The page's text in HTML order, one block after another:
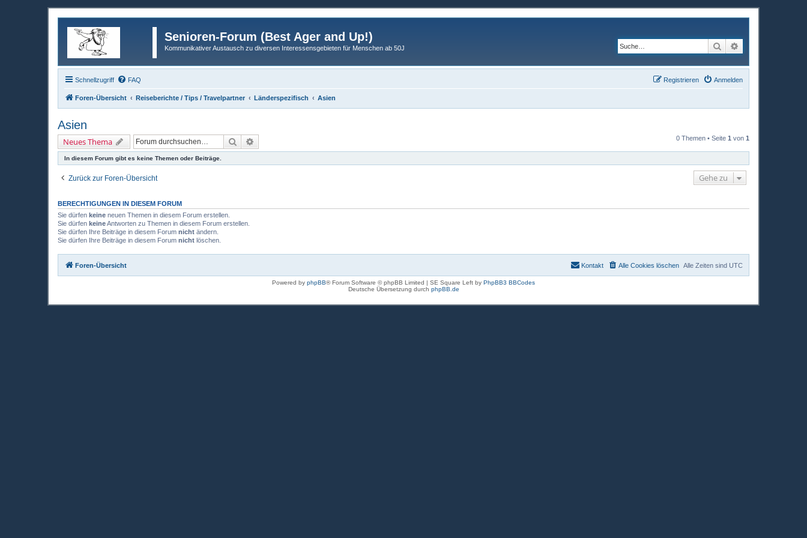
Senioren-Forum (Best Ager and Up!)
Kommunikativer Austausch zu diversen Interessensgebieten für Menschen ab 50J Suche
Schnellzugriff FAQ Anmelden
Registrieren
Foren-Übersicht Reiseberichte / Tips / Travelpartner Länderspezifisch Asien
Asien
Neues Thema Suche 0 Themen • Seite 1 von 1
In diesem Forum gibt es keine Themen oder Beiträge.
Zurück zur Foren-Übersicht Gehe zu
BERECHTIGUNGEN IN DIESEM FORUM
Sie dürfen keine neuen Themen in diesem Forum erstellen.
Sie dürfen keineAntworten zu Themen in diesem Forum erstellen.
Sie dürfen Ihre Beiträge in diesem Forum nicht ändern.
Sie dürfen Ihre Beiträge in diesem Forum nicht löschen.
Foren-Übersicht Alle Zeiten sind UTC
Alle Cookies löschen
Kontakt
Powered by phpBB® Forum Software © phpBB Limited | SE Square Left by PhpBB3 BBCodes
Deutsche Übersetzung durch phpBB.de